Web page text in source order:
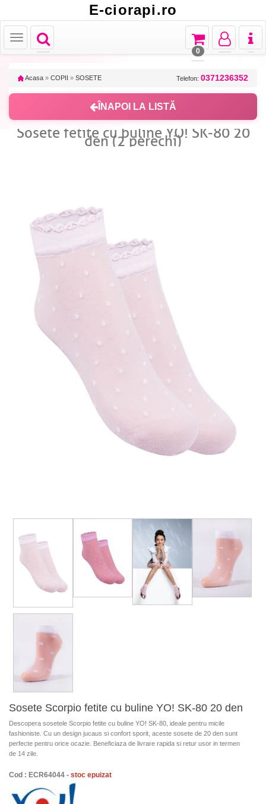
E-ciorapi.ro
Toggle
navigation
Toggle
Toggle
navigation
Toggle
navigation
Toggle
navigation
0
Acasa » COPII » SOSETE Telefon: 0371236352
ÎNAPOI LA LISTĂ
Sosete fetite cu buline YO! SK-80 20
den (2 perechi)
Sosete Scorpio fetite cu buline YO! SK-80 20 den
Descopera sosetele Scorpio fetite cu buline YO! SK-80, ideale pentru micile
fashioniste. Cu un design jucaus si confort sporit, aceste sosete de 20 den sunt
perfecte pentru orice ocazie. Beneficiaza de livrare rapida si retur usor in termen
de 14 zile.
Cod : ECR64044 - stoc epuizat